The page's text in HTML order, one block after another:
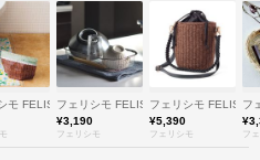
モ FELISSIMOフェリシモ FELISSIMO
¥3,190
フェリシモ
フェリシモ
¥5,390
フェリシモ
フ
フ